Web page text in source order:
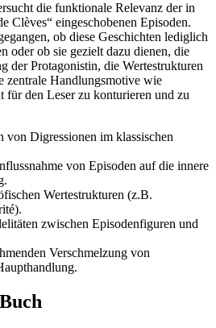
die funktionale Relevanz der in
Clèves“ eingeschobenen Episoden.
ob diese Geschichten lediglich
oder ob sie gezielt dazu dienen, die
der Protagonistin, die Wertestrukturen
zentrale Handlungsmotive wie
für den Leser zu konturieren und zu
von Digressionen im klassischen
von Episoden auf die innere
Wertestrukturen (z.B.
zwischen Episodenfiguren und
Verschmelzung von